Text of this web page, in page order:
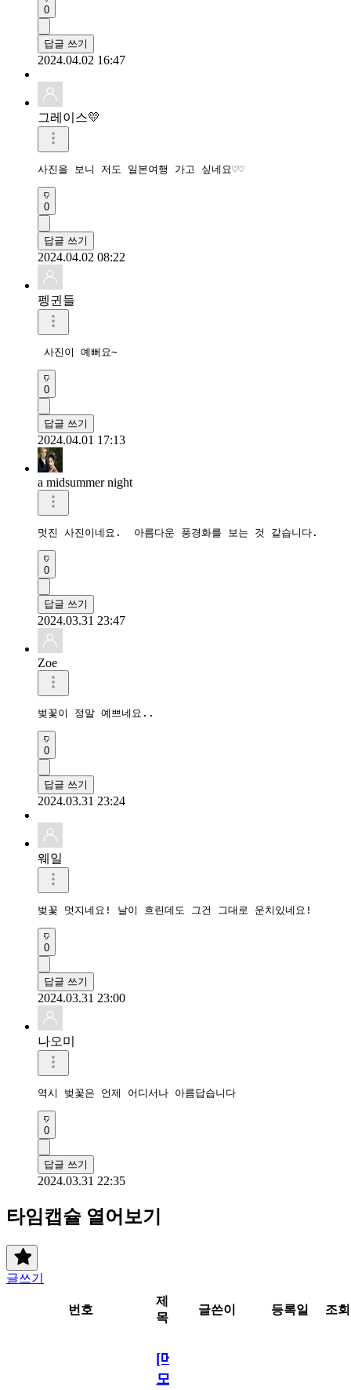
0
답글 쓰기
2024.04.02 16:47
그레이스💛
사진을 보니 저도 일본여행 가고 싶네요♡♡
0
답글 쓰기
2024.04.02 08:22
펭귄들
사진이 예뻐요~
0
답글 쓰기
2024.04.01 17:13
a midsummer night
멋진 사진이네요.  아름다운 풍경화를 보는 것 같습니다.
0
답글 쓰기
2024.03.31 23:47
Zoe
벚꽃이 정말 예쁘네요..
0
답글 쓰기
2024.03.31 23:24
웨일
벚꽃 멋지네요! 날이 흐린데도 그건 그대로 운치있네요!
0
답글 쓰기
2024.03.31 23:00
나오미
역시 벚꽃은 언제 어디서나 아름답습니다
0
답글 쓰기
2024.03.31 22:35
타임캡슐 열어보기
글쓰기
번호
제
목
글쓴이 등록일 조회
[메
모